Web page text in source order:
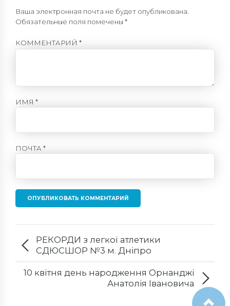
Ваша электронная почта не будет опубликована.
Обязательные поля помечены *
КОММЕНТАРИЙ *
ИМЯ *
ПОЧТА *
ОПУБЛИКОВАТЬ КОММЕНТАРИЙ
РЕКОРДИ з легкої атлетики
СДЮСШОР №3 м. Дніпро
10 квітня день народження Орнанджі
Анатолія Івановича